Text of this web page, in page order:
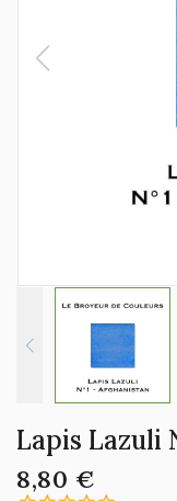
Lapis Lazuli
8,80 €